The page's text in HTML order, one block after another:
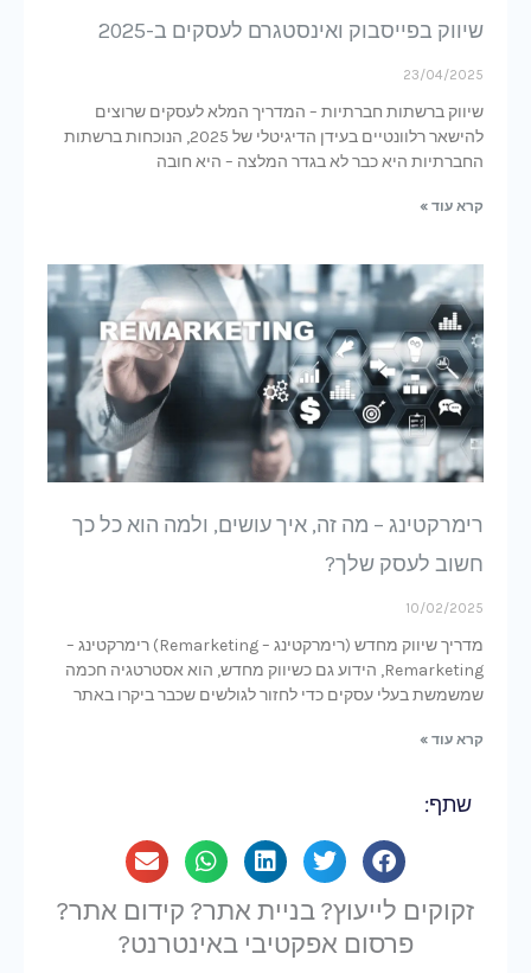
שיווק בפייסבוק ואינסטגרם לעסקים ב-2025
23/04/2025
שיווק ברשתות חברתיות – המדריך המלא לעסקים שרוצים
להישאר רלוונטיים בעידן הדיגיטלי של 2025, הנוכחות ברשתות
החברתיות היא כבר לא בגדר המלצה – היא חובה
קרא עוד »
רימרקטינג – מה זה, איך עושים, ולמה הוא כל כך
חשוב לעסק שלך?
10/02/2025
מדריך שיווק מחדש (רימרקטינג – Remarketing) רימרקטינג –
Remarketing, הידוע גם כשיווק מחדש, הוא אסטרטגיה חכמה
שמשמשת בעלי עסקים כדי לחזור לגולשים שכבר ביקרו באתר
קרא עוד »
שתף:
זקוקים לייעוץ? בניית אתר? קידום אתר?
פרסום אפקטיבי באינטרנט?